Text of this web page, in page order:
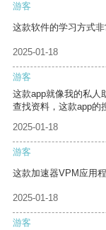
游客
这款软件的学习方式
2025-01-18
游客
这款app就像我的私人
查找资料，这款app的
2025-01-18
游客
这款加速器VPM应用
2025-01-18
游客